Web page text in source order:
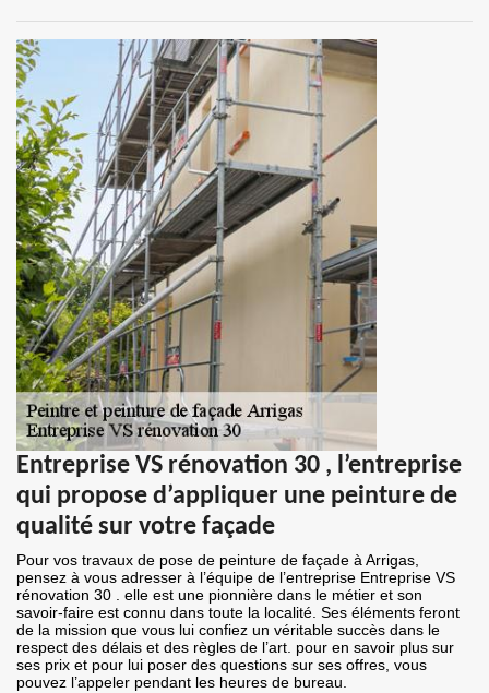
Entreprise VS rénovation 30 , l’entreprise
qui propose d’appliquer une peinture de
qualité sur votre façade
Pour vos travaux de pose de peinture de façade à Arrigas,
pensez à vous adresser à l’équipe de l’entreprise Entreprise VS
rénovation 30 . elle est une pionnière dans le métier et son
savoir-faire est connu dans toute la localité. Ses éléments feront
de la mission que vous lui confiez un véritable succès dans le
respect des délais et des règles de l’art. pour en savoir plus sur
ses prix et pour lui poser des questions sur ses offres, vous
pouvez l’appeler pendant les heures de bureau.